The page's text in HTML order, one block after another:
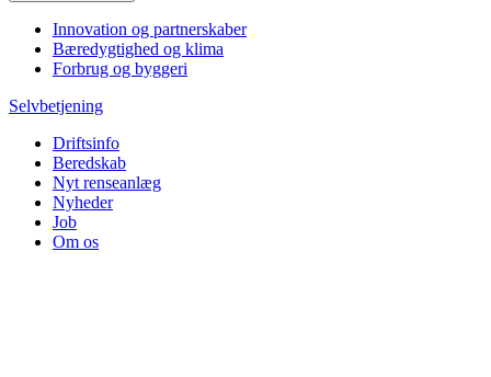
Innovation og partnerskaber
Bæredygtighed og klima
Forbrug og byggeri
Selvbetjening
Driftsinfo
Beredskab
Nyt renseanlæg
Nyheder
Job
Om os